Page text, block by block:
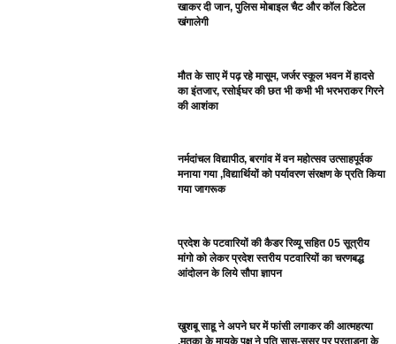
खाकर दी जान, पुलिस मोबाइल चैट और कॉल डिटेल
खंगालेगी
मौत के साए में पढ़ रहे मासूम, जर्जर स्कूल भवन में हादसे
का इंतजार, रसोईघर की छत भी कभी भी भरभराकर गिरने
की आशंका
नर्मदांचल विद्यापीठ, बरगांव में वन महोत्सव उत्साहपूर्वक
मनाया गया ,विद्यार्थियों को पर्यावरण संरक्षण के प्रति किया
गया जागरूक
प्रदेश के पटवारियों की कैडर रिव्यू सहित 05 सूत्रीय
मांगो को लेकर प्रदेश स्तरीय पटवारियों का चरणबद्ध
आंदोलन के लिये सौपा ज्ञापन
खुशबू साहू ने अपने घर में फांसी लगाकर की आत्महत्या